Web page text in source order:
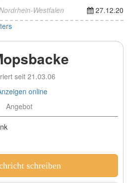
Westfalen
27.12.20
seit 21.03.06
online
Angebot
schreiben